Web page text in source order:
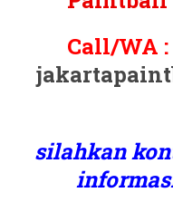
Call/WA :
silahkan